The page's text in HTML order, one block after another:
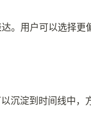
。用户可以选择
沉淀到时间线中，